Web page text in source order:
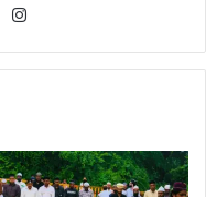
Lin
In am